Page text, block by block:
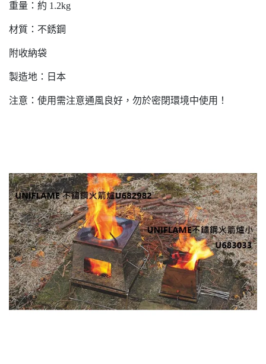
重量：約 1.2kg
材質：不銹鋼
附收納袋
製造地：日本
注意：使用需注意通風良好，勿於密閉環境中使用！